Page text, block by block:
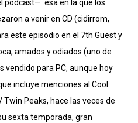
esa en la que los
a venir en CD (cidirrom,
este episodio en el 7th Guest y
amados y odiados (uno de
vendido para PC, aunque hoy
incluye menciones al Cool
Twin Peaks, hace las veces de
sexta temporada, gran